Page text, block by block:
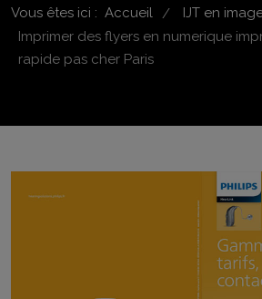
Vous êtes ici : Accueil / IJT en
Imprimer des flyers en numerique
rapide pas cher Paris